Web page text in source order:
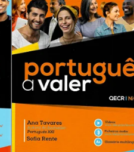
НАПИСАТЬ
+7 (495) 641-71-01
© 2025 Все права защищены
График работы
Пн-пт, с 11:00 до 20:00
Политика конфиденциальности